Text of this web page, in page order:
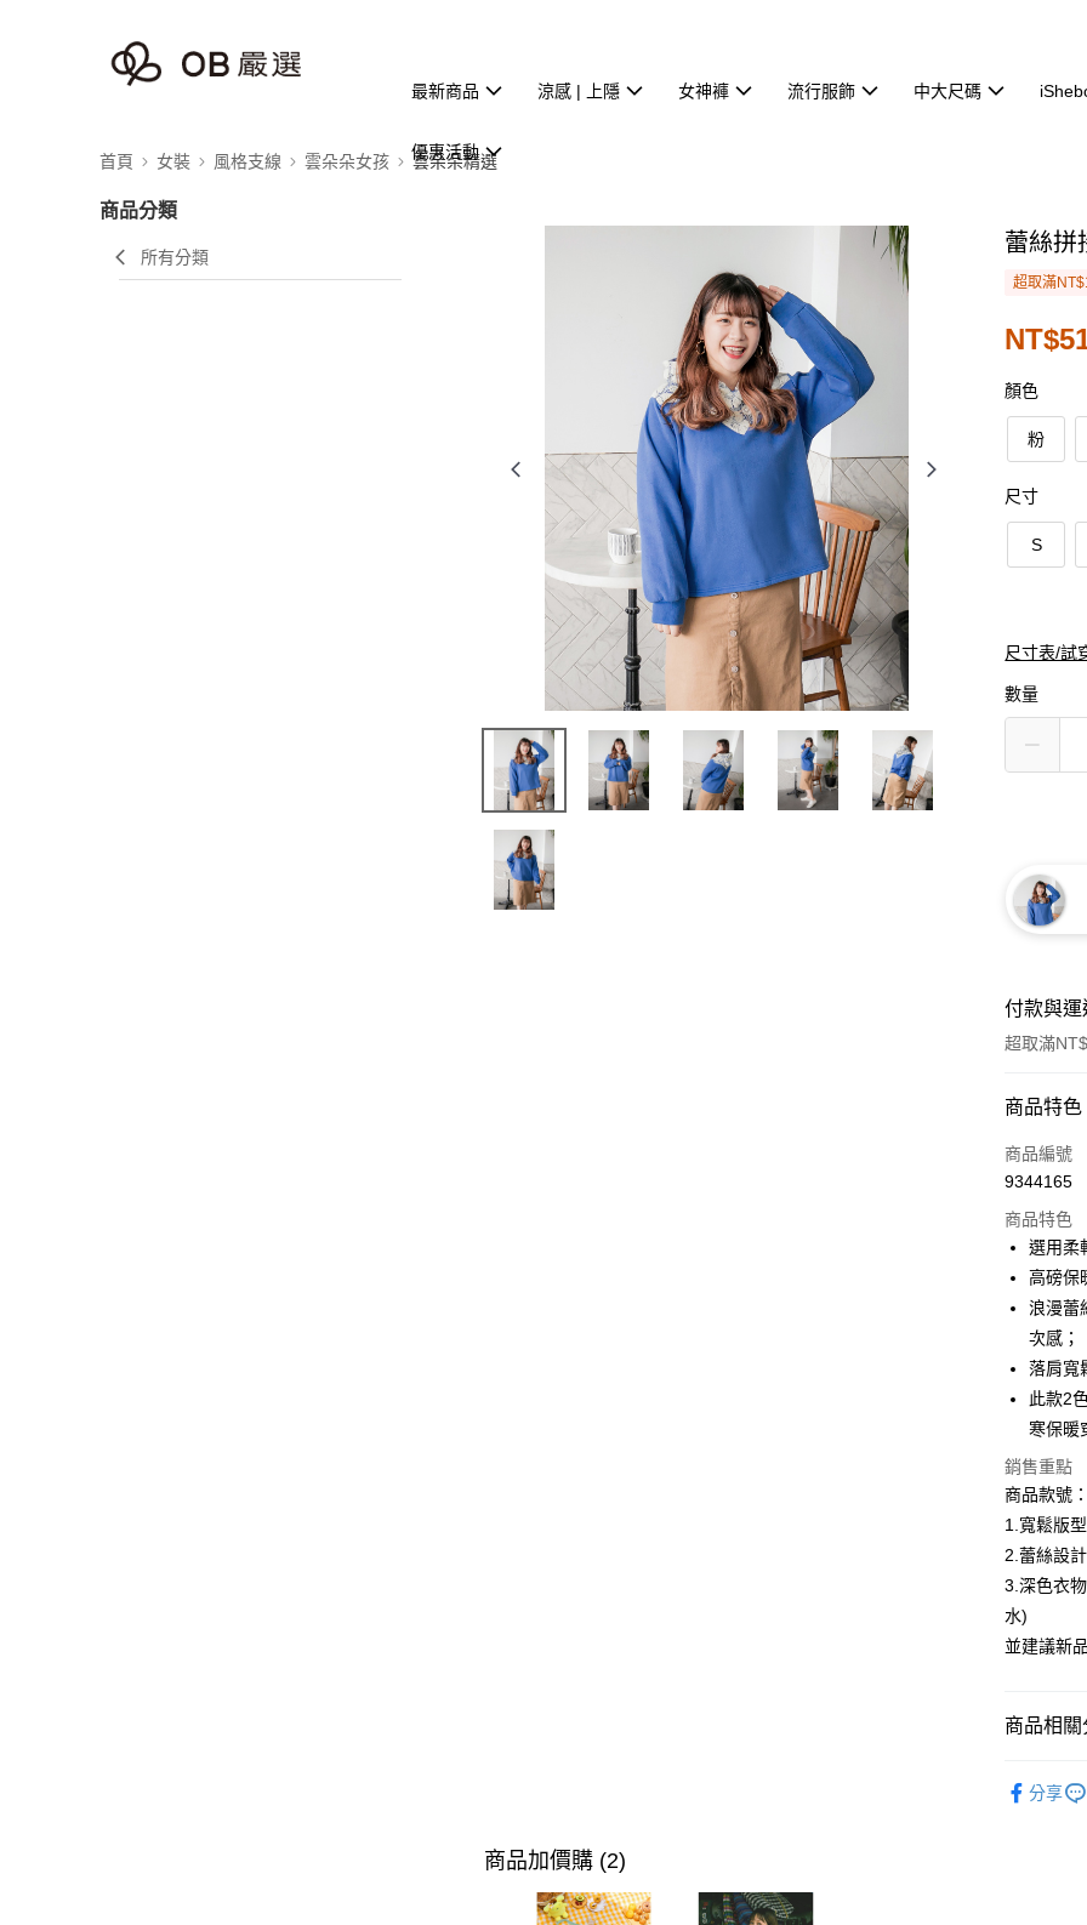
最新商品 涼感 | 上隱 女神褲 流行服飾 中大尺碼
優惠活動
首頁 女裝 風格支線 雲朵朵女孩 雲朵朵精選
商品分類
所有分類
蕾絲拼
超取滿
顏色
粉
尺寸
S
尺寸表/試
數量
付款與
超取滿
付款方式
信用卡一
超商取貨
LINE Pay
街口支付
運送方式
每筆
付款後全
每筆
萊爾富取
每筆
每筆
每筆
商品特色
商品編號
9344165
商品特色
選用柔
高磅保
浪漫蕾
次感；
落肩寬
此款2
寒保暖
銷售重點
商品款號
1.寬鬆版
2.蕾絲設
3.深色衣
水)
並建議新
商品相關
分享
商品加價購 (2)